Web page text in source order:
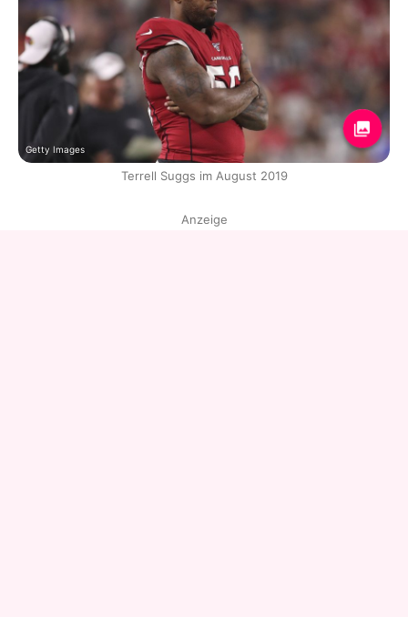
Getty Images
Terrell Suggs im August 2019
Anzeige